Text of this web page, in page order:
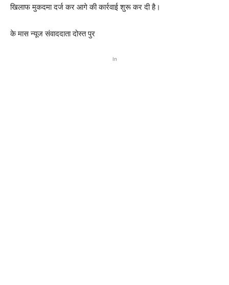
खिलाफ मुकदमा दर्ज कर आगे की कार्रवाई शुरू कर दी है।
के मास न्यूज संवाददाता दोस्त पुर
In